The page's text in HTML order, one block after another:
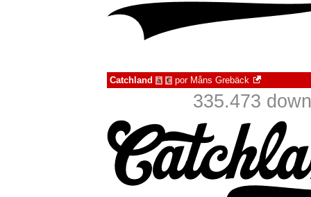
Catchland à € por Måns Grebäck
335.473